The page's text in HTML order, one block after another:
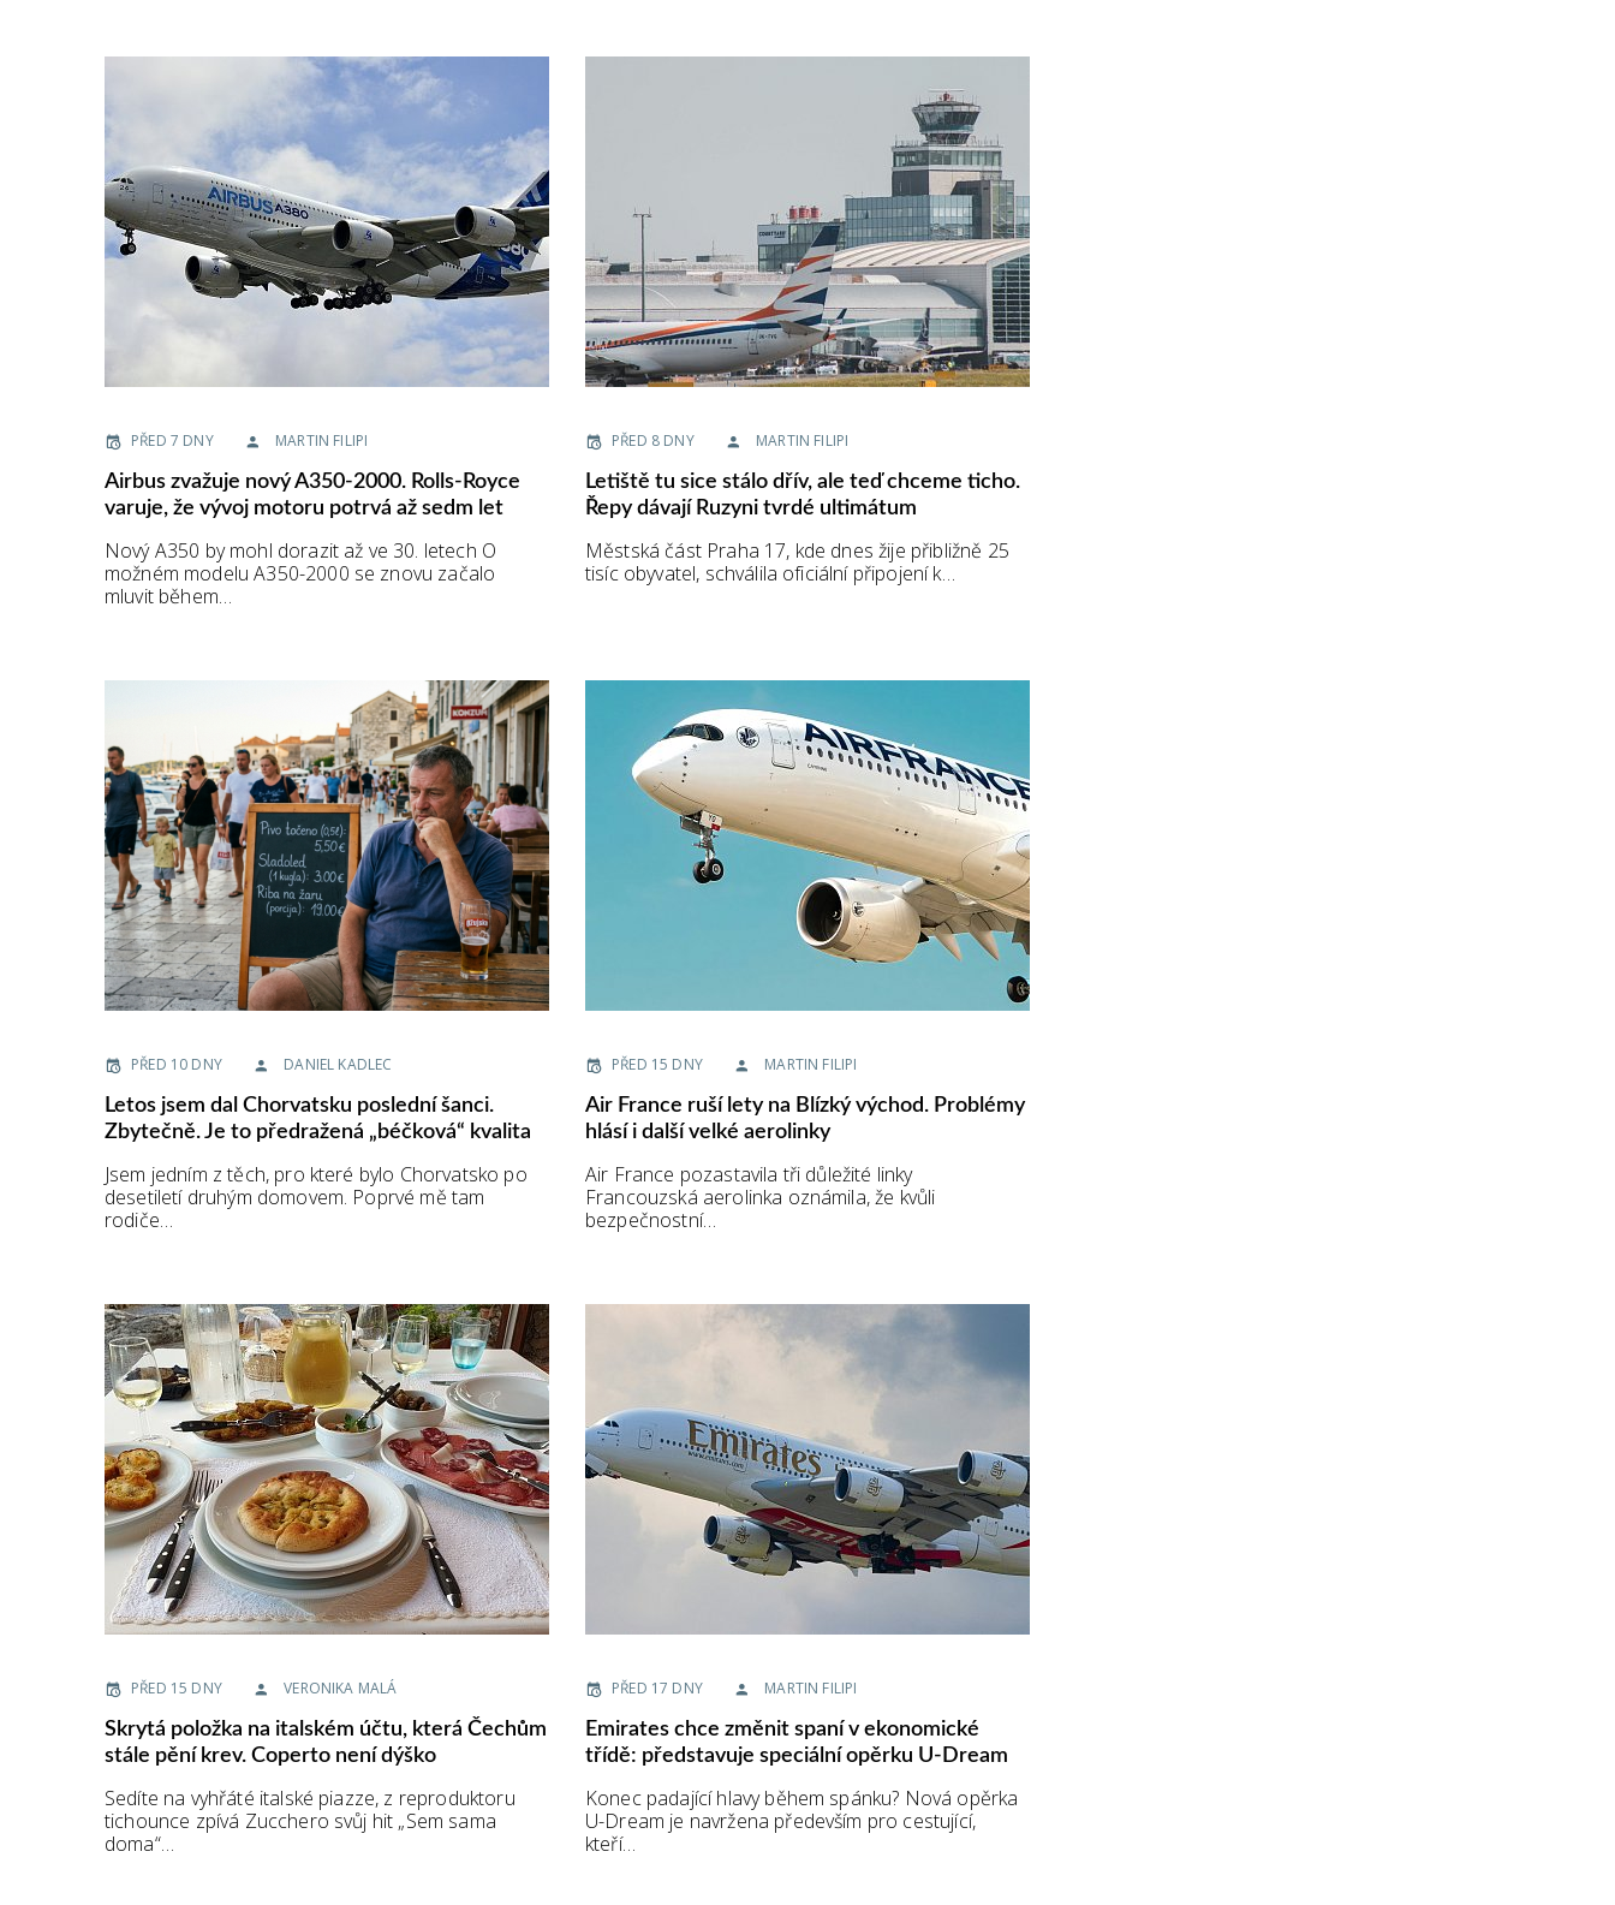
PŘED 7 DNY MARTIN FILIPI
Airbus zvažuje nový A350-2000. Rolls-Royce
varuje, že vývoj motoru potrvá až sedm let
Nový A350 by mohl dorazit až ve 30. letech O
možném modelu A350-2000 se znovu začalo
mluvit během…
PŘED 8 DNY MARTIN FILIPI
Letiště tu sice stálo dřív, ale teď chceme ticho.
Řepy dávají Ruzyni tvrdé ultimátum
Městská část Praha 17, kde dnes žije přibližně 25
tisíc obyvatel, schválila oficiální připojení k…
PŘED 10 DNY DANIEL KADLEC
Letos jsem dal Chorvatsku poslední šanci.
Zbytečně. Je to předražená „béčková“ kvalita
Jsem jedním z těch, pro které bylo Chorvatsko po
desetiletí druhým domovem. Poprvé mě tam
rodiče…
PŘED 15 DNY MARTIN FILIPI
Air France ruší lety na Blízký východ. Problémy
hlásí i další velké aerolinky
Air France pozastavila tři důležité linky
Francouzská aerolinka oznámila, že kvůli
bezpečnostní…
PŘED 15 DNY VERONIKA MALÁ
Skrytá položka na italském účtu, která Čechům
stále pění krev. Coperto není dýško
Sedíte na vyhřáté italské piazze, z reproduktoru
tichounce zpívá Zucchero svůj hit „Sem sama
doma“…
PŘED 17 DNY MARTIN FILIPI
Emirates chce změnit spaní v ekonomické
třídě: představuje speciální opěrku U-Dream
Konec padající hlavy během spánku? Nová opěrka
U-Dream je navržena především pro cestující,
kteří…